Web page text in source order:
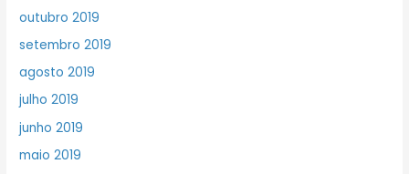
outubro 2019
setembro 2019
agosto 2019
julho 2019
junho 2019
maio 2019